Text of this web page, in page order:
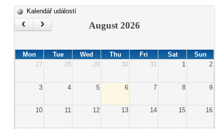
Kalendář událostí
‹ › August 2026
Mon Tue Wed Thu Fri Sat
Sun
27
28 29 30 31 1 2
3 4 5 6 7 8 9
10 11 12 13 14 15 16